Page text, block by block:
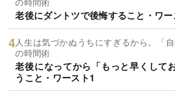
老後にダントツで後悔すること・ワー
人生は気づかぬうちにすぎるから。「
の時間術
老後になってから「もっと早くして
うこと・ワースト1